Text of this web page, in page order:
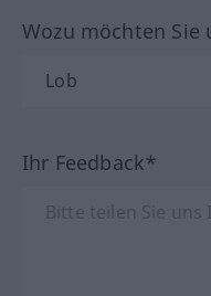
Wozu möchten Sie
Ihr Feedback*